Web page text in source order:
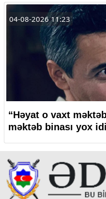
04-08-2026 11:23
“Həyat o vaxt
məktəb binası yox